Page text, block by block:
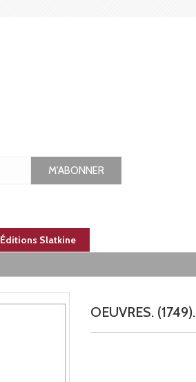
M'ABONNER
Éditions Slatkine
OEUVRES. (1749).